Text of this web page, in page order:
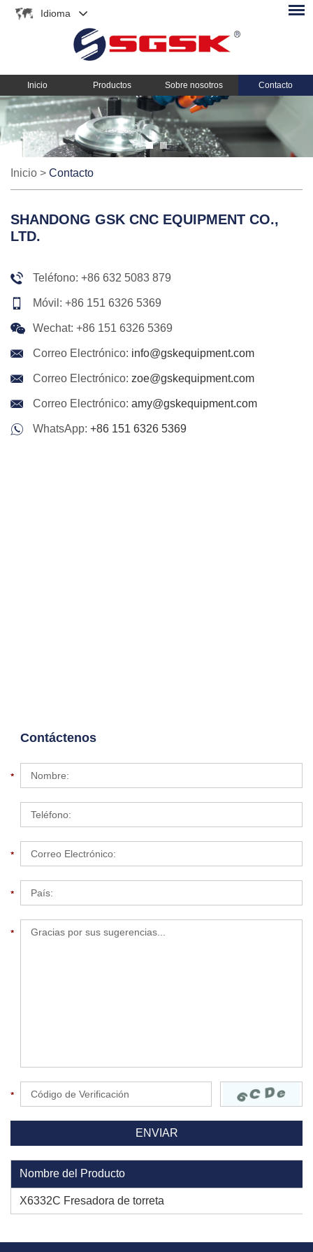
Idioma
Inicio Productos Sobre nosotros Contacto
Inicio > Contacto
SHANDONG GSK CNC EQUIPMENT CO.,
LTD.
Teléfono: +86 632 5083 879
Móvil: +86 151 6326 5369
Wechat: +86 151 6326 5369
Correo Electrónico: info@gskequipment.com
Correo Electrónico: zoe@gskequipment.com
Correo Electrónico: amy@gskequipment.com
WhatsApp: +86 151 6326 5369
Contáctenos
Nombre del Producto
X6332C Fresadora de torreta